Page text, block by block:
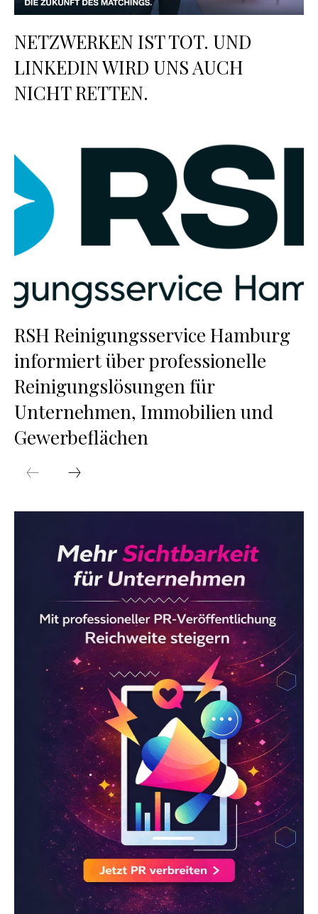
NETZWERKEN IST TOT. UND
LINKEDIN WIRD UNS AUCH
NICHT RETTEN.
RSH Reinigungsservice Hamburg
informiert über professionelle
Reinigungslösungen für
Unternehmen, Immobilien und
Gewerbeflächen